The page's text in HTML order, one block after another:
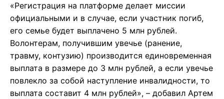
«Регистрация на платформе делает миссии
официальными и в случае, если участник погиб,
его семье будет выплачено 5 млн рублей.
Волонтерам, получившим увечье (ранение,
травму, контузию) производится единовременная
выплата в размере до 3 млн рублей, а если увечье
повлекло за собой наступление инвалидности, то
выплата составит 4 млн рублей», – добавил Артем